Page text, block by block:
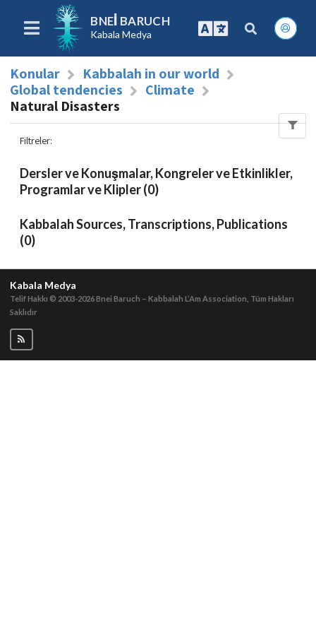
BNEI BARUCH
Kabala Medya
Konular
Kabbalah in our world
Global tendencies
Climate
Natural Disasters
Filtreler:
Dersler ve Konuşmalar, Kongreler ve Etkinlikler,
Programlar ve Klipler (0)
Kabbalah Sources, Transcriptions, Publications
(0)
Kabala Medya
Telif Hakkı © 2003-2026Bnei Baruch – Kabbalah L’Am Association, Tüm Hakları
Saklıdır